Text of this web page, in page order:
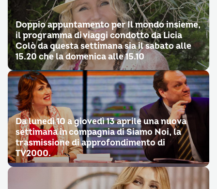
Doppio appuntamento per Il mondo insieme,
il programma di viaggi condotto da Licia
Colò da questa settimana sia il sabato alle
15.20 che la domenica alle 15.10
Da lunedì 10 a giovedì 13 aprile una nuova
settimana in compagnia di Siamo Noi, la
trasmissione di approfondimento di
TV2000.